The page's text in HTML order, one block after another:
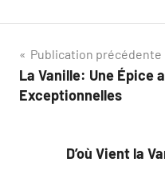
Navigation
de
Publication précédente
La Vanille: Une Épice
Exceptionnelles
D’où Vient la